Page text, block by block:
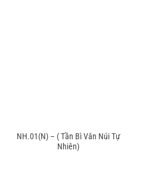
NH.01(N) – ( Tần Bì Vân Núi Tự
Nhiên)